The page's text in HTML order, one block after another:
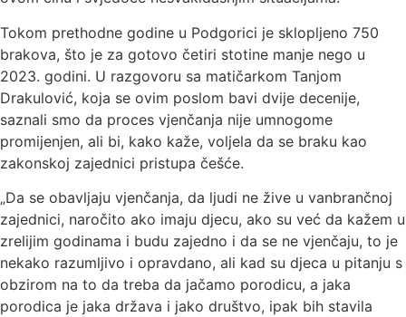
Tokom prethodne godine u Podgorici je sklopljeno 750
brakova, što je za gotovo četiri stotine manje nego u
2023. godini. U razgovoru sa matičarkom Tanjom
Drakulović, koja se ovim poslom bavi dvije decenije,
saznali smo da proces vjenčanja nije umnogome
promijenjen, ali bi, kako kaže, voljela da se braku kao
zakonskoj zajednici pristupa češće.
„Da se obavljaju vjenčanja, da ljudi ne žive u vanbrančnoj
zajednici, naročito ako imaju djecu, ako su već da kažem u
zrelijim godinama i budu zajedno i da se ne vjenčaju, to je
nekako razumljivo i opravdano, ali kad su djeca u pitanju s
obzirom na to da treba da jačamo porodicu, a jaka
porodica je jaka država i jako društvo, ipak bih stavila